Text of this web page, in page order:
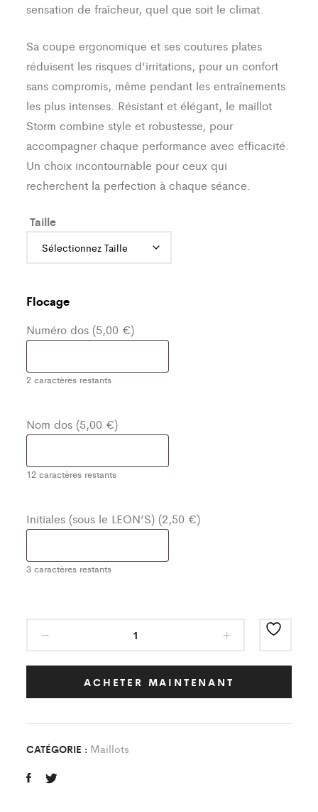
sensation de fraîcheur, quel que soit le climat.
Sa coupe ergonomique et ses coutures plates
réduisent les risques d’irritations, pour un confort
sans compromis, même pendant les entraînements
les plus intenses. Résistant et élégant, le maillot
Storm combine style et robustesse, pour
accompagner chaque performance avec efficacité.
Un choix incontournable pour ceux qui
recherchent la perfection à chaque séance.
Taille
Flocage
Numéro dos (5,00 €)
2 caractères restants
Nom dos (5,00 €)
12 caractères restants
Initiales (sous le LEON’S) (2,50 €)
3 caractères restants
Bleu/Noir
Saulx
quantity
ACHETER MAINTENANT
CATÉGORIE : Maillots